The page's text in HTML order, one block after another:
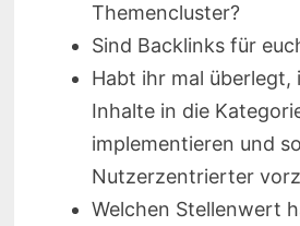
Themencluster?
Sind Backlinks für
Habt ihr mal
Inhalte in die
implementieren und
Nutzerzentrierter
Welchen Stellenwert